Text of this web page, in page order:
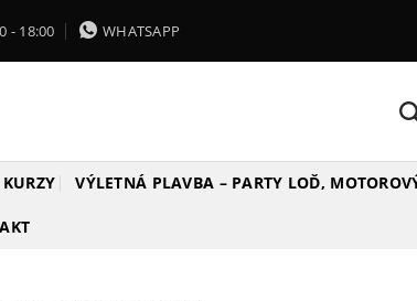
- 18:00 WHATSAPP
VÝLETNÁ PLAVBA – PARTY LOĎ,